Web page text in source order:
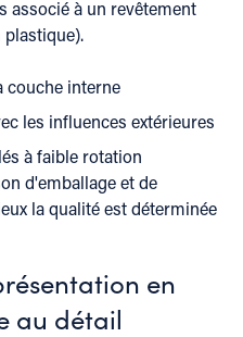
associé à un revêtement
couche interne
les influences extérieures
à faible rotation
d'emballage et de
la qualité est déterminée
en
au détail